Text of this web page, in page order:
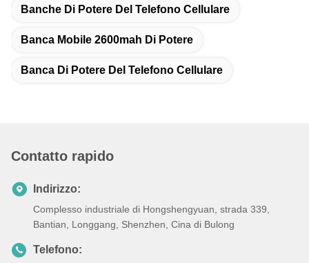
Banche Di Potere Del Telefono Cellulare
Banca Mobile 2600mah Di Potere
Banca Di Potere Del Telefono Cellulare
Contatto rapido
Indirizzo:
Complesso industriale di Hongshengyuan, strada 339,
Bantian, Longgang, Shenzhen, Cina di Bulong
Telefono: